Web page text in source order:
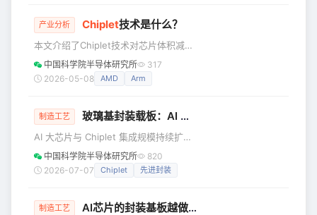
厂对
其核心的先进封装技术 CoWoS（Chip-
逻辑芯片（如 GPU、CPU）与高带宽内
存（HBM）紧密集成在一起的 2.5D 封
装技术，它通过在芯片和
产业分析 Chiplet技术是什么？
本文介绍了Chiplet技术对芯片体积减少
的作用，及其关键互连技术。 传统芯片
设计依靠不断缩小晶体管尺寸来提升性
的思路：将原本集成在一颗芯片上的不
再通过先进封装技术将它们重新集成为
一个完整的系统。从外部看，它仍然是
一颗芯片；但从内部看，它已经是一个
Chip
中国科学院半导体研究所
317
2026-05-08
AMD Arm
制造工艺 玻璃基封装载板：AI 芯片的下一代“地基”，到底难在哪里？
AI 大芯片与 Chiplet 集成规模持续扩
张，传统有机封装载板在翘曲、布线、
热稳定性上遇瓶颈，玻璃基载板凭借高
机基板，拆解 TGV 量产核心难点，解读
中国科学院半导体研究所
820
2026-07-07
Chiplet 先进封装
制造工艺 AI芯片的封装基板越做越大趋势